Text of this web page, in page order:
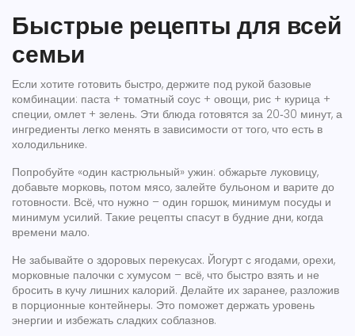
Быстрые рецепты для всей
семьи
Если хотите готовить быстро, держите под рукой базовые
комбинации: паста + томатный соус + овощи, рис + курица +
специи, омлет + зелень. Эти блюда готовятся за 20‑30 минут, а
ингредиенты легко менять в зависимости от того, что есть в
холодильнике.
Попробуйте «один кастрюльный» ужин: обжарьте луковицу,
добавьте морковь, потом мясо, залейте бульоном и варите до
готовности. Всё, что нужно – один горшок, минимум посуды и
минимум усилий. Такие рецепты спасут в будние дни, когда
времени мало.
Не забывайте о здоровых перекусах. Йогурт с ягодами, орехи,
морковные палочки с хумусом – всё, что быстро взять и не
бросить в кучу лишних калорий. Делайте их заранее, разложив
в порционные контейнеры. Это поможет держать уровень
энергии и избежать сладких соблазнов.